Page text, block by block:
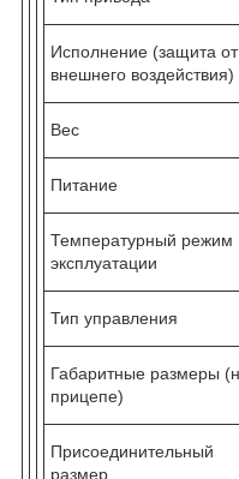
Исполнение (защита от
внешнего воздействия)
Вес
Питание
Температурный режим
эксплуатации
Тип управления
Габаритные размеры
прицепе)
Присоединительный
размер